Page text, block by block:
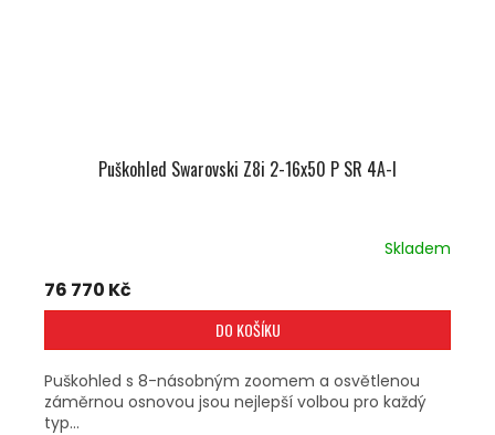
Puškohled Swarovski Z8i 2-16x50 P SR 4A-I
Skladem
76 770 Kč
DO KOŠÍKU
Puškohled s 8-násobným zoomem a osvětlenou
záměrnou osnovou jsou nejlepší volbou pro každý
typ...